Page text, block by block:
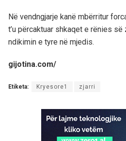
Në vendngjarje kanë mbërritur
t’u përcaktuar shkaqet e rënies
ndikimin e tyre në mjedis.
gijotina.com/
Etiketa: Kryesore1 zjarri